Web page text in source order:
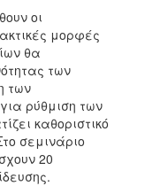
οι
μορφές
θα
των
των
ρύθμιση των
καθοριστικό
σεμινάριο
20